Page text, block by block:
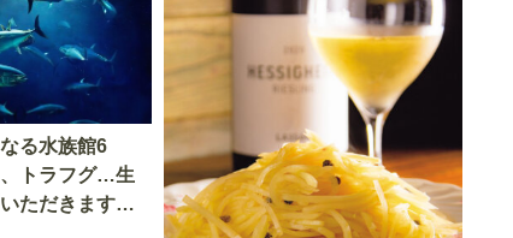
る水族館6
トラフグ…生
ただきます」